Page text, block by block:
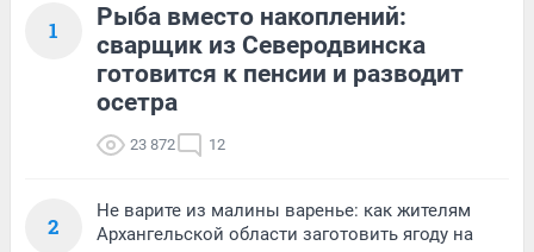
1
Рыба вместо накоплений:
сварщик из Северодвинска
готовится к пенсии и разводит
осетра
23 872 12
2
Не варите из малины варенье: как жителям
Архангельской области заготовить ягоду на